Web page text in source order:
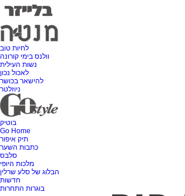
לחיות טוב
וולנס בימי קורונה
נשות העילית
לאכול נכון
להישאר בכושר
ניוזלטר
בוטיק
Go Home
תיק איפור
כתבות השער
סלבס
מלכות היופי
הבלוג של סלע שרלין
חדשות
בוגרות התחרות